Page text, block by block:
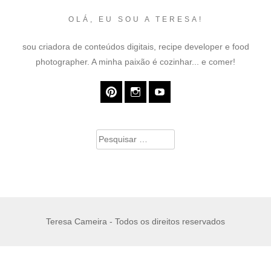
OLÁ, EU SOU A TERESA!
sou criadora de conteúdos digitais, recipe developer e food
photographer. A minha paixão é cozinhar... e comer!
Pesquisar
por:
Teresa Cameira - Todos os direitos reservados